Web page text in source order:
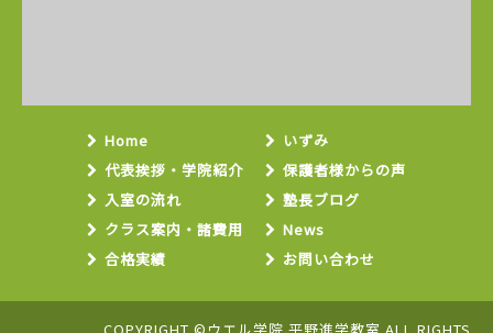
Home
代表挨拶・学院紹介
入室の流れ
クラス案内・諸費用
合格実績
いずみ
保護者様からの声
塾長ブログ
News
お問い合わせ
COPYRIGHT ©ウエル学院 平野進学教室 ALL RIGHTS